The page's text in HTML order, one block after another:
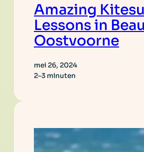
Amazing
Lessons in
Oostvoorne
mei 26, 2024
2–3 minuten